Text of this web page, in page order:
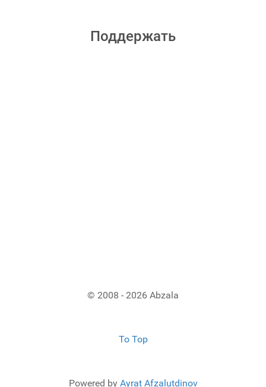
Поддержать
© 2008 - 2026 Abzala
To Top
Powered by Ayrat Afzalutdinov